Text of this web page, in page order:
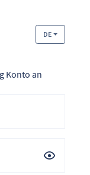
DE
Konto an